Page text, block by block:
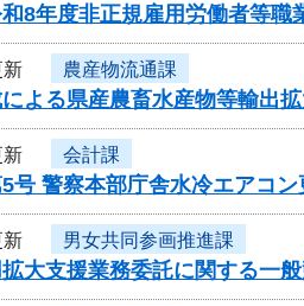
和8年度非正規雇用労働者等
新 農産物流通課
よる県産農畜水産物等輸出
新 会計課
5号 警察本部庁舎水冷エアコ
新 男女共同参画推進課
大支援業務委託に関する一